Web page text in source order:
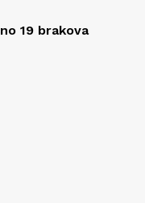
19 brakova